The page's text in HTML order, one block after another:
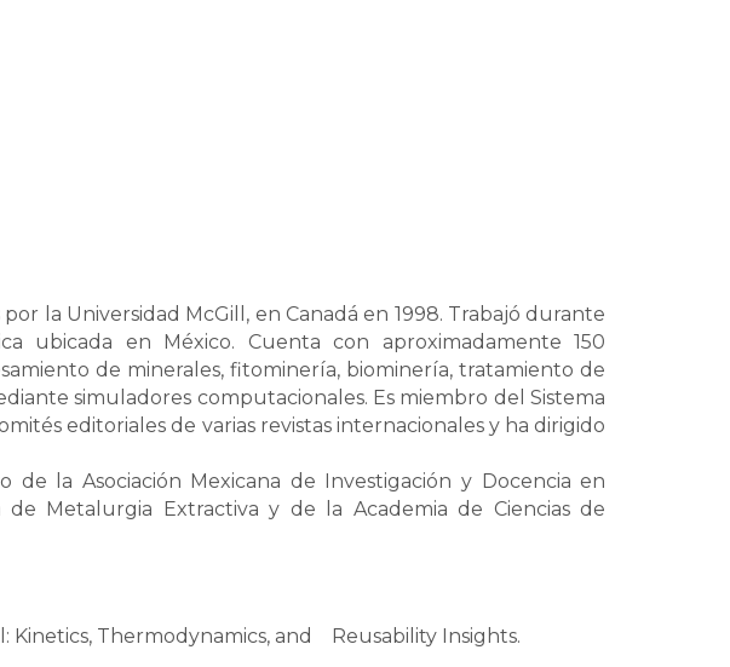
la Universidad McGill, en Canadá en 1998. Trabajó durante
en México. Cuenta con aproximadamente 150
de minerales, fitominería, biominería, tratamiento de
simuladores computacionales. Es miembro del Sistema
editoriales de varias revistas internacionales y ha dirigido
de la Asociación Mexicana de Investigación y Docencia en
Metalurgia Extractiva y de la Academia de Ciencias de
Thermodynamics, and Reusability Insights.